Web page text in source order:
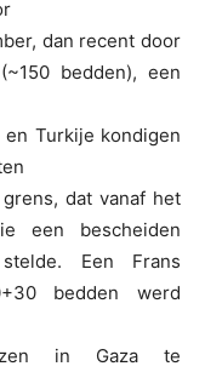
dan recent door
bedden), een
Turkije kondigen
dat vanaf het
een bescheiden
stelde. Een Frans
bedden werd
in Gaza te